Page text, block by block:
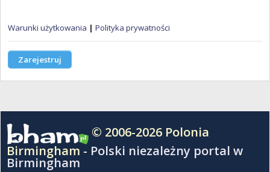
Warunki użytkowania | Polityka prywatności
Zarejestruj
© 2006-2026 Polonia
Birmingham - Polski niezależny portal w
Birmingham